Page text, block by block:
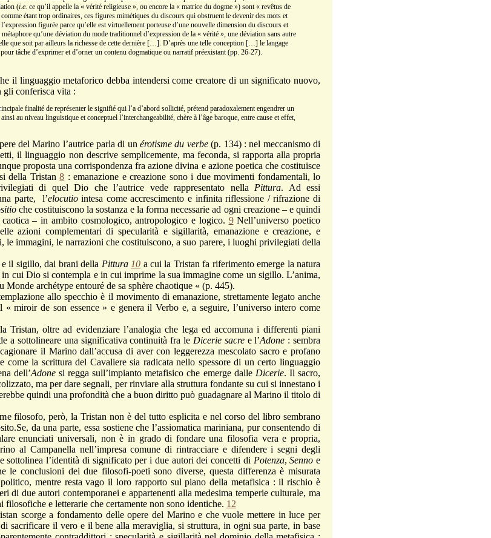
(i.e. ce qu’il appelle la « vérité religieuse », ou encore la « matrice du dogme ») sont « revêtus de
étant trop ordinaires, ces figures mimétiques du discours qui obstruent le devenir des mots et
figurée parce qu’elle est virtuellement porteuse d’une nouvelle dimension du discours et
qu’une déviation du mode traditionnel d’expression de la « vérité », une déviation sans autre
que soit par ailleurs la richesse de cette dernière […]. D’après une telle conception […] le langage
tâche d’exprimer et d’orner un contenu dogmatique ou narratif préexistant (pp. 26-27).
metaforico debba intendersi come creatore di un significato nuovo,
gli conferisca vita :
finalité de représenter le signifié qui l’a d’abord sollicité, prétend paradoxalement engendrer un
au niveau linguistique et conceptuel l’interchangeabilité, chère à l’âge baroque, entre cause et effet,
del Marino l’autrice parla di unérotisme du verbe(p. 134) : nel meccanismo di
il linguaggio non descrive semplicemente, ma feconda, si rapporta alla propria
proposta una corrispondenza fra azione divina e azione poetica che costituisce
della Tristan8 : emanazione e creazione sono i due movimenti fondamentali, lo
di quel Dio che l’autrice vede rappresentato nella Pittura. Ad essi
parte, l’elocutiointesa come accrescimento e infinita riflessione / rifrazione di
che costituiscono la sostanza e la forma necessarie ad ogni creazione – e quindi
– in ambito cosmologico, antropologico e logico. 9Nell’universo poetico
azioni complementari di specularità e sigillarità, emanazione e creazione, e
le immagini, le narrazioni che costituiscono, a suo parere, i luoghi privilegiati della
sigillo, dai brani della Pittura 10 a cui la Tristan fa riferimento emerge la natura
in cui Dio si contempla e in cui imprime la sua immagine come un sigillo. L’anima,
Monde archétype entouré de sa sphère chaotique « (p. 445).
allo specchio è il movimento di emanazione, strettamente legato anche
« miroir de son essence » e genera il Verbo e, a seguire, l’universo intero come
oltre ad evidenziare l’analogia che lega ed accomuna i differenti piani
a sottolineare una significativa continuità fra le Dicerie sacree l’Adone : sembra
il Marino dall’accusa di aver con leggerezza mescolato sacro e profano
come la scrittura del Cavaliere sia radicata nello spessore di un certo linguaggio
dell’Adonesi regga sull’impianto metafisico che emerge dalle Dicerie. Il sacro,
ma per dare segnali, per rinviare alla struttura fondante su cui si innestano i
quindi una profondità che a buon diritto può guadagnare al Marino il titolo di
però, la Tristan non è del tutto esplicita e nel corso del libro sembrano
da una parte, essa sostiene che l’assiomatica mariniana, pur consentendo di
enunciati universali, non è in grado di fondare una filosofia vera e propria,
al Campanella nell’impresa comune di rintracciare e difendere i segni degli
sottolinea l’identità di significato per i due autori dei concetti di Potenza,Senno e
le conclusioni dei due filosofi-poeti sono diverse, questa differenza è misurata
politico, mentre resta vago il loro rapporto sul piano della metafisica : il rischio è
di due autori contemporanei e appartenenti alla medesima temperie culturale, ma
e letterarie che certamente non sono identiche. 12
a fondamento delle opere del Marino e che vuole mettere in luce per
sacrificare il vero e il bene alla meraviglia, si struttura, in ogni sua parte, in base